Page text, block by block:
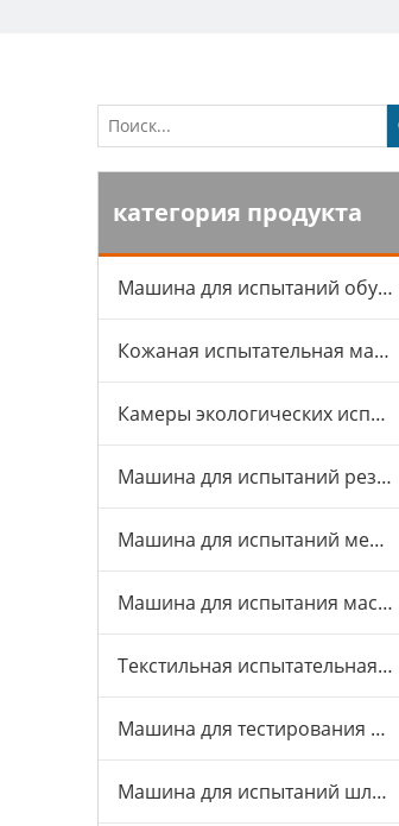
категория продукта
Машина для испытаний обуви
Кожаная испытательная машина
Камеры экологических испытаний
Машина для испытаний резины и пластика
Машина для испытаний мебели
Машина для испытания масок
Текстильная испытательная машина
Машина для тестирования игрушек
Машина для испытаний шлемов